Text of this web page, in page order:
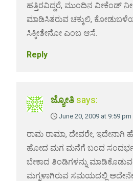
ಹತ್ತಿರವಿದ್ದರೆ, ಮುಂದಿನ ವೀಕೆಂಡ್
ಮಾಡಿಸಿತರುವ ಚಕ್ಕುಲಿ,
ಸಿಕ್ಕೀತೇನೋ ಎಂಬ ಆಸೆ.
Reply
ಜ್ಯೋತಿ says:
June 20, 2009 at 9:59 pm
ರಾಮ ರಾಮಾ, ದೇವರೇ, ಇದೇನಾಗಿ
ಹೋದ ಮಗ ಮನೆಗೆ ಬಂದ
ಬೇಕಾದ ತಿಂಡಿಗಳನ್ನು
ಮಗ್ನಳಾಗಿರುವ ಸಮಯದಲ್ಲಿ